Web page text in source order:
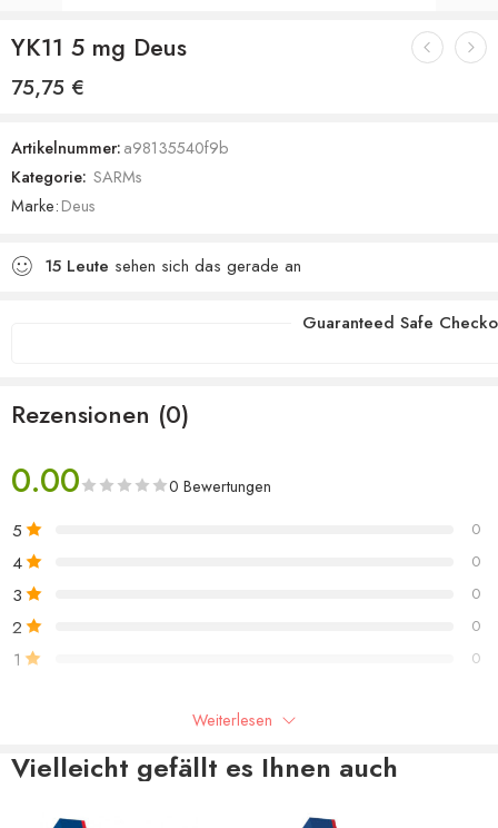
YK11 5 mg Deus
75,75 €
Artikelnummer:a98135540f9b
Kategorie: SARMs
Marke:Deus
15 Leute sehen sich das gerade an
Guaranteed Safe
Rezensionen (0)
0.00 0 Bewertungen
5 0
4 0
3 0
2 0
1 0
Seien Sie der Erste, der “YK11 5 mg Deus” bewertet
Es liegen noch keine Bewertungen vor.
Weiterlesen
Vielleicht gefällt es Ihnen auch